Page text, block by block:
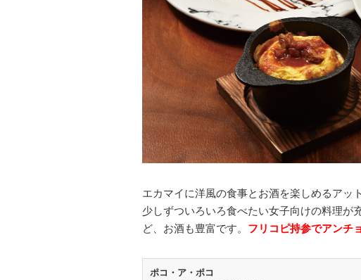
エカマイに洋風の食事とお酒を楽しめるアッ
少しずついろいろ食べたい女子向けの料理が
ど、お酒も豊富です。 フリコピ持参でアンチ
ポコ・ア・ポコ